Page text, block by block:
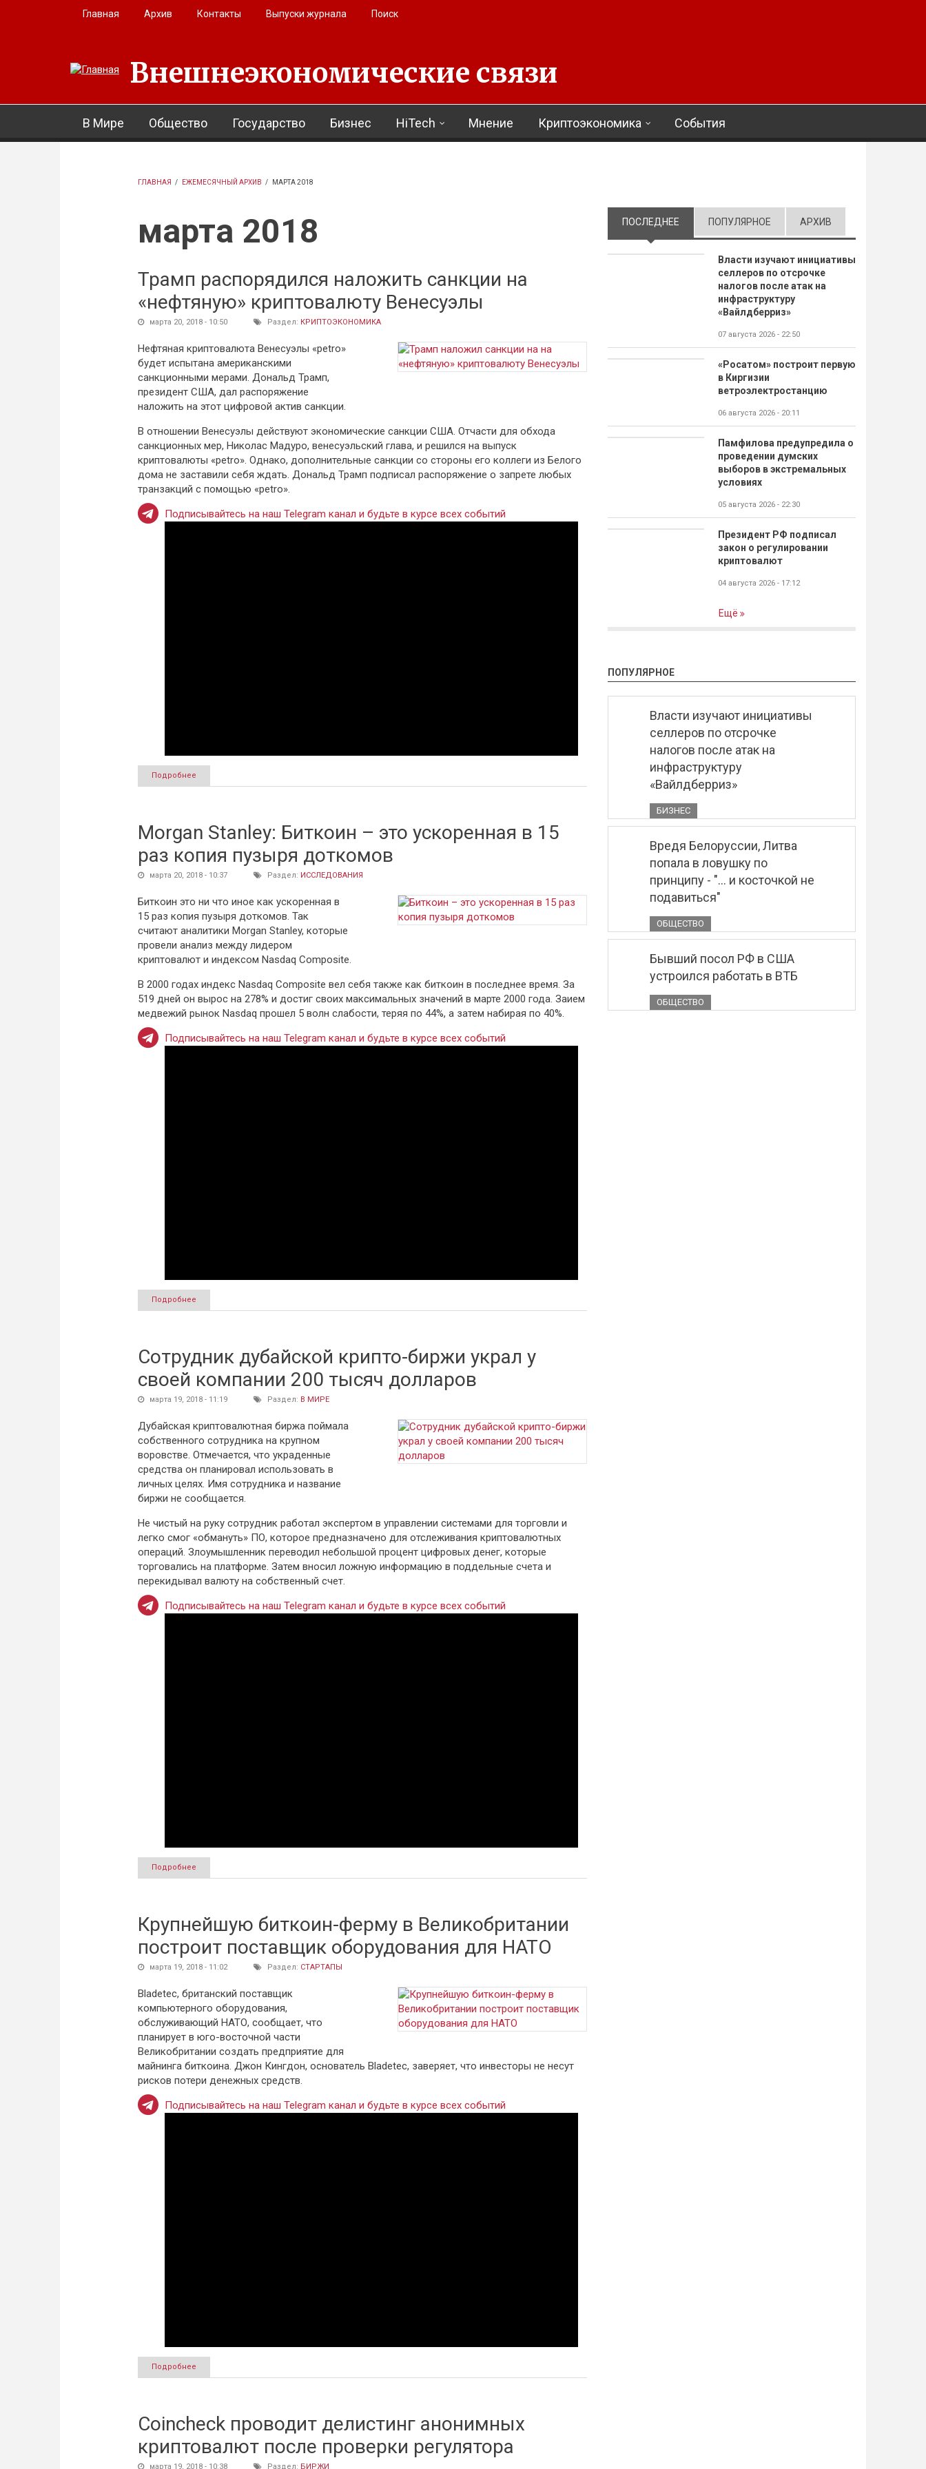
Перейти к основному содержанию
Главная Архив Контакты Выпуски журнала Поиск
Внешнеэкономические связи
В Мире Общество Государство Бизнес HiTech Мнение Криптоэкономика События
ГЛАВНАЯ / ЕЖЕМЕСЯЧНЫЙ АРХИВ / МАРТА 2018
марта 2018
Трамп распорядился наложить санкции на
«нефтяную» криптовалюту Венесуэлы
марта 20, 2018 - 10:50 Раздел: КРИПТОЭКОНОМИКА
Нефтяная криптовалюта Венесуэлы «petro»
будет испытана американскими
санкционными мерами. Дональд Трамп,
президент США, дал распоряжение
наложить на этот цифровой актив санкции.
В отношении Венесуэлы действуют экономические санкции США. Отчасти для обхода
санкционных мер, Николас Мадуро, венесуэльский глава, и решился на выпуск
криптовалюты «petro». Однако, дополнительные санкции со стороны его коллеги из Белого
дома не заставили себя ждать. Дональд Трамп подписал распоряжение о запрете любых
транзакций с помощью «petro».
Подписывайтесь на наш Telegram канал и будьте в курсе всех событий
Подробнее
Morgan Stanley: Биткоин – это ускоренная в 15
раз копия пузыря доткомов
марта 20, 2018 - 10:37 Раздел: ИССЛЕДОВАНИЯ
Биткоин это ни что иное как ускоренная в
15 раз копия пузыря доткомов. Так
считают аналитики Morgan Stanley, которые
провели анализ между лидером
криптовалют и индексом Nasdaq Composite.
В 2000 годах индекс Nasdaq Composite вел себя также как биткоин в последнее время. За
519 дней он вырос на 278% и достиг своих максимальных значений в марте 2000 года. Заием
медвежий рынок Nasdaq прошел 5 волн слабости, теряя по 44%, а затем набирая по 40%.
Подписывайтесь на наш Telegram канал и будьте в курсе всех событий
Подробнее
Сотрудник дубайской крипто-биржи украл у
своей компании 200 тысяч долларов
марта 19, 2018 - 11:19 Раздел: В МИРЕ
Дубайская криптовалютная биржа поймала
собственного сотрудника на крупном
воровстве. Отмечается, что украденные
средства он планировал использовать в
личных целях. Имя сотрудника и название
биржи не сообщается.
Не чистый на руку сотрудник работал экспертом в управлении системами для торговли и
легко смог «обмануть» ПО, которое предназначено для отслеживания криптовалютных
операций. Злоумышленник переводил небольшой процент цифровых денег, которые
торговались на платформе. Затем вносил ложную информацию в поддельные счета и
перекидывал валюту на собственный счет.
Подписывайтесь на наш Telegram канал и будьте в курсе всех событий
Подробнее
Крупнейшую биткоин-ферму в Великобритании
построит поставщик оборудования для НАТО
марта 19, 2018 - 11:02 Раздел: СТАРТАПЫ
Bladetec, британский поставщик
компьютерного оборудования,
обслуживающий НАТО, сообщает, что
планирует в юго-восточной части
Великобритании создать предприятие для
майнинга биткоина. Джон Кингдон, основатель Bladetec, заверяет, что инвесторы не несут
рисков потери денежных средств.
Подписывайтесь на наш Telegram канал и будьте в курсе всех событий
Подробнее
Coincheck проводит делистинг анонимных
криптовалют после проверки регулятора
марта 19, 2018 - 10:38 Раздел: БИРЖИ
ПОСЛЕДНЕЕ (АКТИВНАЯ ВКЛАДКА)
ПОПУЛЯРНОЕ АРХИВ
Власти изучают инициативы
селлеров по отсрочке
налогов после атак на
инфраструктуру
«Вайлдберриз»
07 августа 2026 - 22:50
«Росатом» построит первую
в Киргизии
ветроэлектростанцию
06 августа 2026 - 20:11
Памфилова предупредила о
проведении думских
выборов в экстремальных
условиях
05 августа 2026 - 22:30
Президент РФ подписал
закон о регулировании
криптовалют
04 августа 2026 - 17:12
Ещё
ПОПУЛЯРНОЕ
Власти изучают инициативы
селлеров по отсрочке
налогов после атак на
инфраструктуру
«Вайлдберриз»
БИЗНЕС
Вредя Белоруссии, Литва
попала в ловушку по
принципу - "... и косточкой не
подавиться"
ОБЩЕСТВО
Бывший посол РФ в США
устроился работать в ВТБ
ОБЩЕСТВО